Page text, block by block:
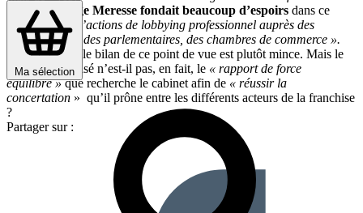
Ma sélection
En 2001, Serge Meresse fondait beaucoup d’espoirs dans ce
même type «
d’actions de lobbying professionnel auprès des
institutionnels, des parlementaires, des chambres de commerce ».
Dix ans après, le bilan de ce point de vue est plutôt mince. Mais le
principal but visé n’est-il pas, en fait, le « rapport de force
équilibré »que recherche le cabinet afin de « réussir la
concertation » qu’il prône entre les différents acteurs de la franchise
?
Partager sur :